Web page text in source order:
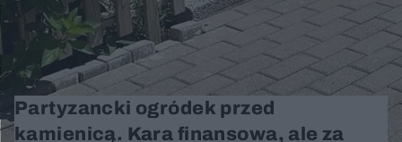
Partyzancki ogródek przed
kamienicą. Kara finansowa, ale za